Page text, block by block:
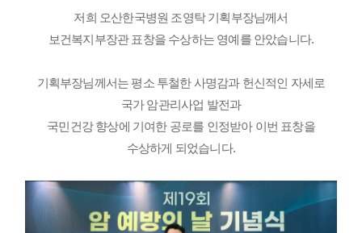
저희 오산한국병원 조영탁 기획부장님께서
보건복지부장관 표창을 수상하는 영예를 안았습니다.
기획부장님께서는 평소 투철한 사명감과 헌신적인 자세로
국가 암관리사업 발전과
국민건강 향상에 기여한 공로를 인정받아 이번 표창을
수상하게 되었습니다.